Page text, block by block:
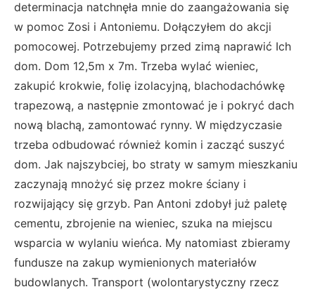
determinacja natchnęła mnie do zaangażowania się
w pomoc Zosi i Antoniemu. Dołączyłem do akcji
pomocowej. Potrzebujemy przed zimą naprawić Ich
dom. Dom 12,5m x 7m. Trzeba wylać wieniec,
zakupić krokwie, folię izolacyjną, blachodachówkę
trapezową, a następnie zmontować je i pokryć dach
nową blachą, zamontować rynny. W międzyczasie
trzeba odbudować również komin i zacząć suszyć
dom. Jak najszybciej, bo straty w samym mieszkaniu
zaczynają mnożyć się przez mokre ściany i
rozwijający się grzyb. Pan Antoni zdobył już paletę
cementu, zbrojenie na wieniec, szuka na miejscu
wsparcia w wylaniu wieńca. My natomiast zbieramy
fundusze na zakup wymienionych materiałów
budowlanych. Transport (wolontarystyczny rzecz